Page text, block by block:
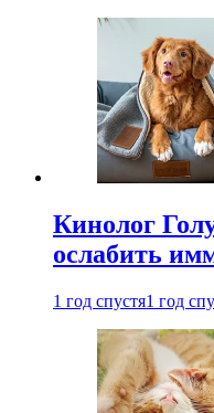
Кинолог
ослабить
1 год спустя1 год